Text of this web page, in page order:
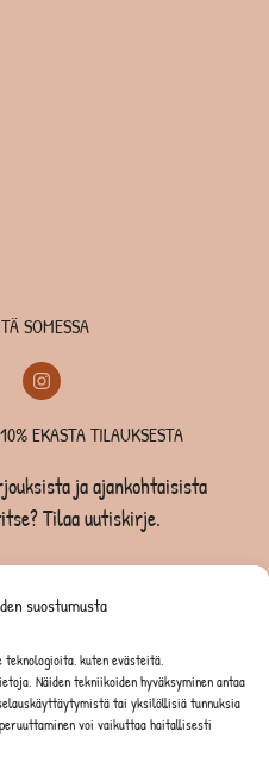
suostumusta
teknologioita, kuten evästeitä,
Näiden tekniikoiden hyväksyminen antaa
tai yksilöllisiä tunnuksia
voi vaikuttaa haitallisesti
SOMESSA
EKASTA TILAUKSESTA
ja ajankohtaisista
Tilaa uutiskirje.
TILAUKSESTA